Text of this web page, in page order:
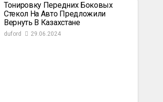
Тонировку Передних Боковых
Стекол На Авто Предложили
Вернуть В Казахстане
duford 29.06.2024